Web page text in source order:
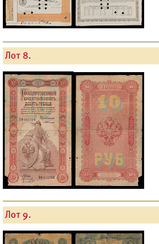
Лот 8.
Лот 9.